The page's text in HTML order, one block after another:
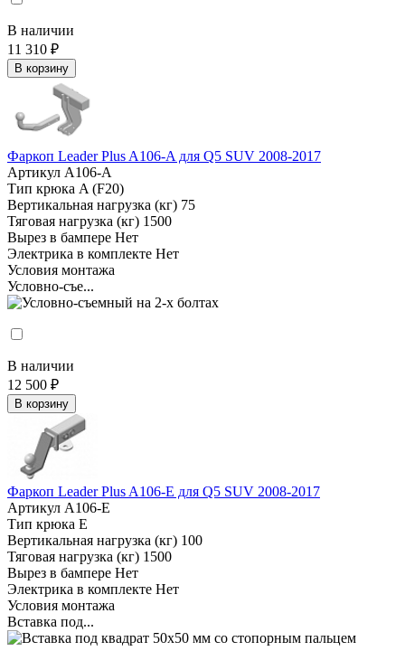
В наличии
11 310 ₽
В корзину
Фаркоп Leader Plus A106-A для Q5 SUV 2008-2017
Артикул A106-A
Тип крюка A (F20)
Вертикальная нагрузка (кг) 75
Тяговая нагрузка (кг) 1500
Вырез в бампере Нет
Электрика в комплекте Нет
Условия монтажа
Условно-съе...
В наличии
12 500 ₽
В корзину
Фаркоп Leader Plus A106-E для Q5 SUV 2008-2017
Артикул A106-E
Тип крюка E
Вертикальная нагрузка (кг) 100
Тяговая нагрузка (кг) 1500
Вырез в бампере Нет
Электрика в комплекте Нет
Условия монтажа
Вставка под...